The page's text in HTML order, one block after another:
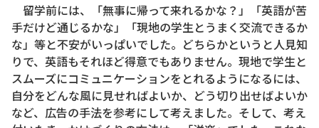
留学前には、「無事に帰って来れるかな？」「英語が苦
手だけど通じるかな」「現地の学生とうまく交流できるか
な」等と不安がいっぱいでした。どちらかというと人見知
りで、英語もそれほど得意でもありません。現地で学生と
スムーズにコミュニケーションをとれるようになるには、
自分をどんな風に見せればよいか、どう切り出せばよいか
など、広告の手法を参考にして考えました。そして、考え